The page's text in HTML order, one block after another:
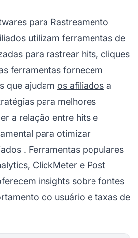
para Rastreamento
utilizam ferramentas de
para rastrear hits, cliques
ferramentas fornecem
que ajudam os afiliados a
para melhores
a relação entre hits e
para otimizar
. Ferramentas populares
ClickMeter e Post
insights sobre fontes
do usuário e taxas de